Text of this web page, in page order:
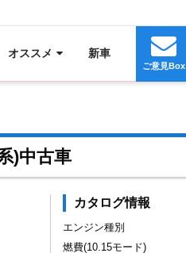
オススメ 新車
ご意見Box
)中古車
カタログ情報
エンジン種別
燃費(10.15モード)